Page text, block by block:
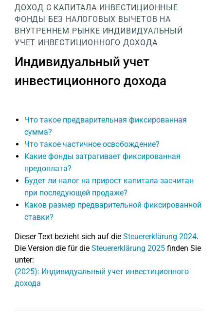
ДОХОД С КАПИТАЛА ИНВЕСТИЦИОННЫЕ
ФОНДЫ БЕЗ НАЛОГОВЫХ ВЫЧЕТОВ НА
ВНУТРЕННЕМ РЫНКЕ ИНДИВИДУАЛЬНЫЙ
УЧЕТ ИНВЕСТИЦИОННОГО ДОХОДА
Индивидуальный учет
инвестиционного дохода
Что такое предварительная фиксированная
сумма?
Что такое частичное освобождение?
Какие фонды затрагивает фиксированная
предоплата?
Будет ли налог на прирост капитала засчитан
при последующей продаже?
Каков размер предварительной фиксированной
ставки?
Dieser Text bezieht sich auf die Steuererklärung 2024.
Die Version die für die Steuererklärung 2025 finden Sie
unter:
(2025): Индивидуальный учет инвестиционного
дохода